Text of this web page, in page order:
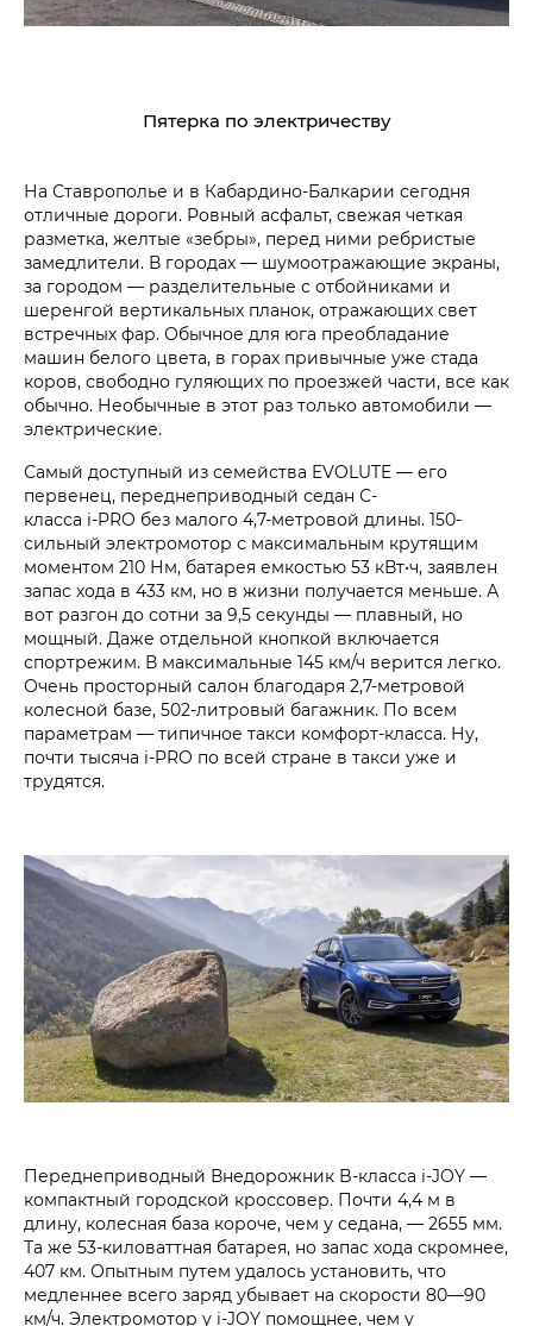
Пятерка по электричеству
На Ставрополье и в Кабардино-Балкарии сегодня
отличные дороги. Ровный асфальт, свежая четкая
разметка, желтые «зебры», перед ними ребристые
замедлители. В городах — шумоотражающие экраны,
за городом — разделительные с отбойниками и
шеренгой вертикальных планок, отражающих свет
встречных фар. Обычное для юга преобладание
машин белого цвета, в горах привычные уже стада
коров, свободно гуляющих по проезжей части, все как
обычно. Необычные в этот раз только автомобили —
электрические.
Самый доступный из семейства EVOLUTE — его
первенец, переднеприводный седан С-
класса i‑PRO без малого 4,7-метровой длины. 150-
сильный электромотор с максимальным крутящим
моментом 210 Нм, батарея емкостью 53 кВт•ч, заявлен
запас хода в 433 км, но в жизни получается меньше. А
вот разгон до сотни за 9,5 секунды — плавный, но
мощный. Даже отдельной кнопкой включается
спортрежим. В максимальные 145 км/ч верится легко.
Очень просторный салон благодаря 2,7-метровой
колесной базе, 502-литровый багажник. По всем
параметрам — типичное такси комфорт-класса. Ну,
почти тысяча i‑PRO по всей стране в такси уже и
трудятся.
Переднеприводный Внедорожник B-класса i‑JOY —
компактный городской кроссовер. Почти 4,4 м в
длину, колесная база короче, чем у седана, — 2655 мм.
Та же 53-киловаттная батарея, но запас хода скромнее,
407 км. Опытным путем удалось установить, что
медленнее всего заряд убывает на скорости 80—90
км/ч. Электромотор у i‑JOY помощнее, чем у